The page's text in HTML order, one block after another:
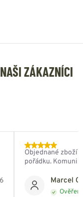
ZÁKAZNÍCI
Marcel
Objednané zboží
pořádku.